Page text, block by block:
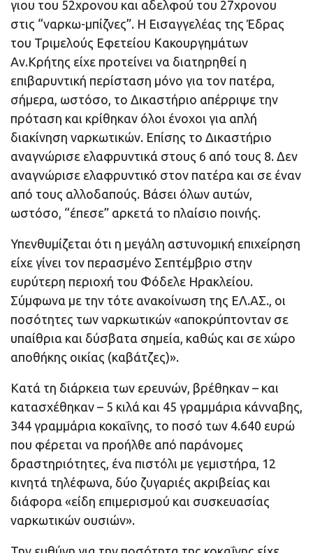
γιου του 52χρονου και αδελφού του 27χρονου
στις “ναρκω-μπίζνες”. Η Εισαγγελέας της Έδρας
του Τριμελούς Εφετείου Κακουργημάτων
Αν.Κρήτης είχε προτείνει να διατηρηθεί η
επιβαρυντική περίσταση μόνο για τον πατέρα,
σήμερα, ωστόσο, το Δικαστήριο απέρριψε την
πρόταση και κρίθηκαν όλοι ένοχοι για απλή
διακίνηση ναρκωτικών. Επίσης το Δικαστήριο
αναγνώρισε ελαφρυντικά στους 6 από τους 8. Δεν
αναγνώρισε ελαφρυντικό στον πατέρα και σε έναν
από τους αλλοδαπούς. Βάσει όλων αυτών,
ωστόσο, “έπεσε” αρκετά το πλαίσιο ποινής.
Υπενθυμίζεται ότι η μεγάλη αστυνομική επιχείρηση
είχε γίνει τον περασμένο Σεπτέμβριο στην
ευρύτερη περιοχή του Φόδελε Ηρακλείου.
Σύμφωνα με την τότε ανακοίνωση της ΕΛ.ΑΣ., οι
ποσότητες των ναρκωτικών «αποκρύπτονταν σε
υπαίθρια και δύσβατα σημεία, καθώς και σε χώρο
αποθήκης οικίας (καβάτζες)».
Κατά τη διάρκεια των ερευνών, βρέθηκαν – και
κατασχέθηκαν – 5 κιλά και 45 γραμμάρια κάνναβης,
344 γραμμάρια κοκαΐνης, το ποσό των 4.640 ευρώ
που φέρεται να προήλθε από παράνομες
δραστηριότητες, ένα πιστόλι με γεμιστήρα, 12
κινητά τηλέφωνα, δύο ζυγαριές ακριβείας και
διάφορα «είδη επιμερισμού και συσκευασίας
ναρκωτικών ουσιών».